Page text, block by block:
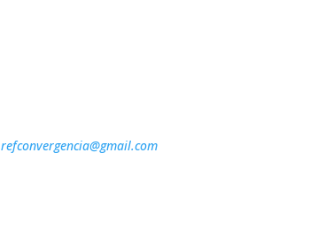
refconvergencia@gmail.com